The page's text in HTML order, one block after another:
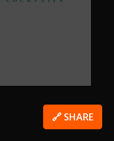
🔗 SHARE